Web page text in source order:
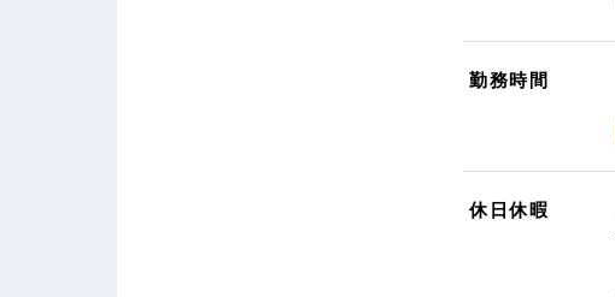
勤務時間
休日休暇